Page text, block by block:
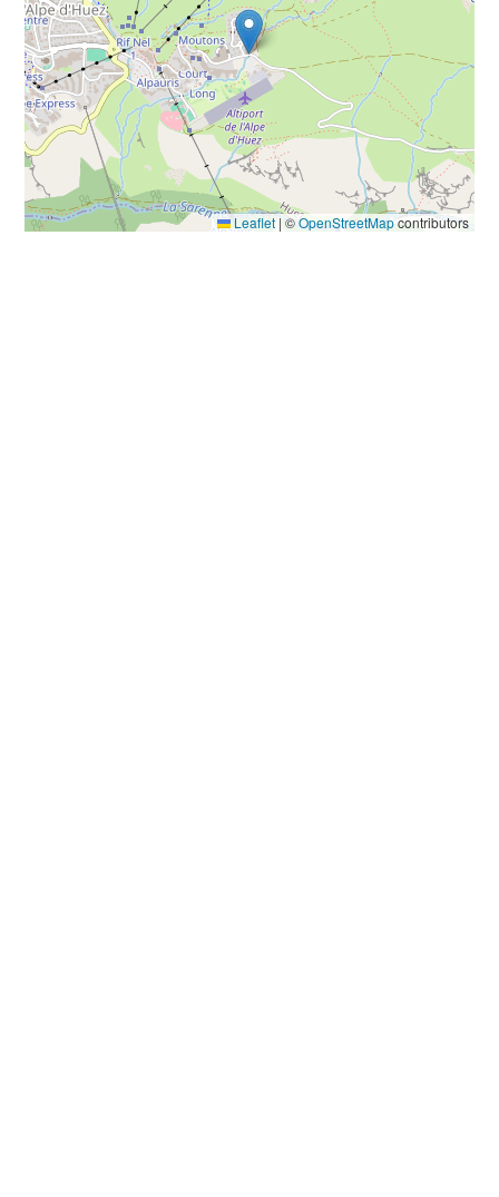
Leaflet | ©OpenStreetMapcontributors